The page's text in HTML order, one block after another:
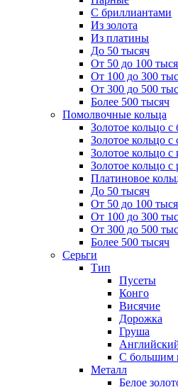
С бриллиантами
Из золота
Из платины
До 50 тысяч
От 50 до 100
От 100 до 300
От 300 до 500
Более 500 тысяч
Помолвочные кольца
Золотое кольцо
Золотое кольцо
Золотое кольцо
Золотое кольцо
Платиновое
До 50 тысяч
От 50 до 100
От 100 до 300
От 300 до 500
Более 500 тысяч
Серьги
Тип
Пусеты
Конго
Висячие
Дорожка
Груша
С большим
Металл
Белое